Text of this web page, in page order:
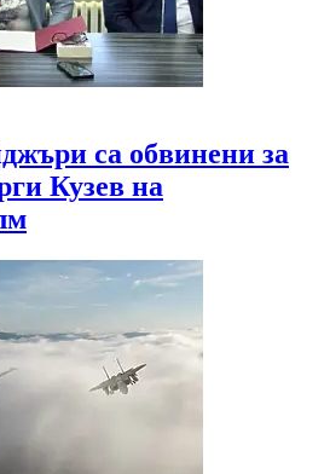
са обвинени за
Кузев на